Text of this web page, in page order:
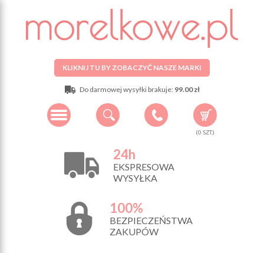
KLIKNIJ TU BY ZOBACZYĆ NASZE MARKI
Do darmowej wysyłki brakuje: 99.00 zł
(0 SZT.)
24h
EKSPRESOWA
WYSYŁKA
100%
BEZPIECZEŃSTWA
ZAKUPÓW